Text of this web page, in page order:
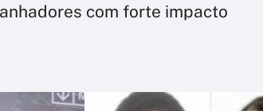
com forte impacto